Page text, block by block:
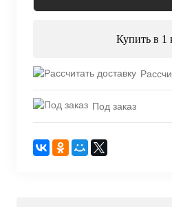
Купить в 1
Под заказ